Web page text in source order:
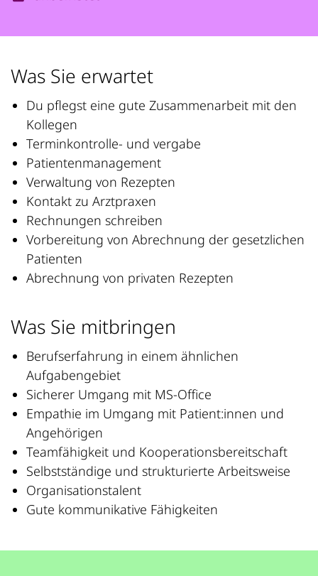
Was Sie erwartet
Du pflegst eine gute Zusammenarbeit mit den
Kollegen
Terminkontrolle- und vergabe
Patientenmanagement
Verwaltung von Rezepten
Kontakt zu Arztpraxen
Rechnungen schreiben
Vorbereitung von Abrechnung der gesetzlichen
Patienten
Abrechnung von privaten Rezepten
Was Sie mitbringen
Berufserfahrung in einem ähnlichen
Aufgabengebiet
Sicherer Umgang mit MS-Office
Empathie im Umgang mit Patient:innen und
Angehörigen
Teamfähigkeit und Kooperationsbereitschaft
Selbstständige und strukturierte Arbeitsweise
Organisationstalent
Gute kommunikative Fähigkeiten